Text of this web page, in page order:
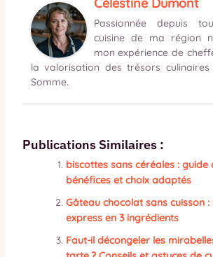
Passionnée depuis
cuisine de ma région
mon expérience de
la valorisation des trésors
Somme.
Publications Similaires :
biscottes sans céréales : guide
bénéfices et choix adaptés
Gâteau chocolat sans cuisson
express en 3 ingrédients
Faut-il décongeler les